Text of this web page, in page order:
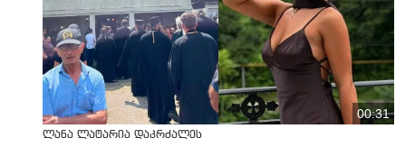
00:31
ლანა ლატარია დაკრძალეს